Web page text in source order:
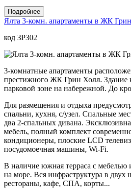
Подробнее
Ялта 3-комн. апартаменты в ЖК
код 3P302
3-комнатные апартаменты
престижного ЖК Грин Холл. Здание
парковой зоне на набережной. До
Для размещения и отдыха
спальни, кухня, с/узел. Спальные
два 2-спальных дивана.
мебель, полный комплект
кондиционеры, плоские LCD
посудомоечная машины, Wi-Fi.
В наличие южная терраса с
на море. Вся инфраструктура в двух
рестораны, кафе, СПА, корты...